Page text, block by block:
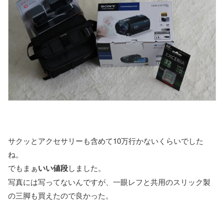
サクッとアクセサリーも含めて10万行かないくらいでした
ね。
でもまぁいい値段しました。
写真には写ってないんですが、一眼レフと共用のスリック製
の三脚も買えたので良かった。